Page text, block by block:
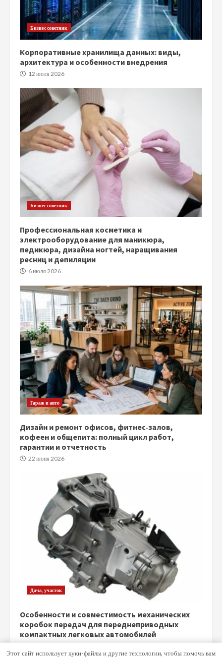
Бизнес советник
Корпоративные хранилища данных: виды,
архитектура и особенности внедрения
12 июля 2026
Бизнес советник
Профессиональная косметика и
электрооборудование для маникюра,
педикюра, дизайна ногтей, наращивания
ресниц и депиляции
6 июля 2026
Гараж и авто
Дизайн и ремонт офисов, фитнес‑залов,
кофеен и общепита: полный цикл работ,
гарантии и отчетность
22 июня 2026
Дача, участок
Особенности и совместимость механических
коробок передач для переднеприводных
компактных легковых автомобилей
Этот сайт использует куки-файлы и другие технологии, чтобы помочь вам